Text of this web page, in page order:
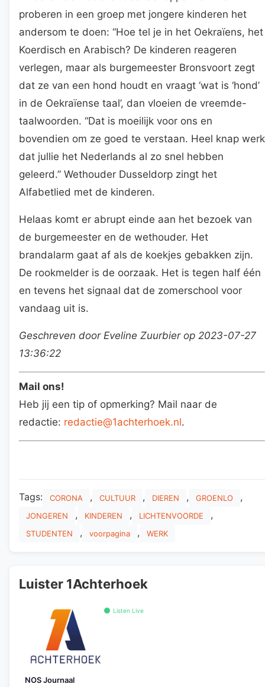
proberen in een groep met jongere kinderen het
andersom te doen: “Hoe tel je in het Oekraïens, het
Koerdisch en Arabisch? De kinderen reageren
verlegen, maar als burgemeester Bronsvoort zegt
dat ze van een hond houdt en vraagt ‘wat is ‘hond’
in de Oekraïense taal’, dan vloeien de vreemde-
taalwoorden. “Dat is moeilijk voor ons en
bovendien om ze goed te verstaan. Heel knap werk
dat jullie het Nederlands al zo snel hebben
geleerd.” Wethouder Dusseldorp zingt het
Alfabetlied met de kinderen.
Helaas komt er abrupt einde aan het bezoek van
de burgemeester en de wethouder. Het
brandalarm gaat af als de koekjes gebakken zijn.
De rookmelder is de oorzaak. Het is tegen half één
en tevens het signaal dat de zomerschool voor
vandaag uit is.
Geschreven door Eveline Zuurbier op 2023-07-27
13:36:22
Mail ons!
Heb jij een tip of opmerking? Mail naar de
redactie: redactie@1achterhoek.nl.
Tags: CORONA , CULTUUR , DIEREN , GROENLO ,
JONGEREN , KINDEREN , LICHTENVOORDE ,
STUDENTEN , voorpagina , WERK
Luister 1Achterhoek
Listen Live
NOS Journaal